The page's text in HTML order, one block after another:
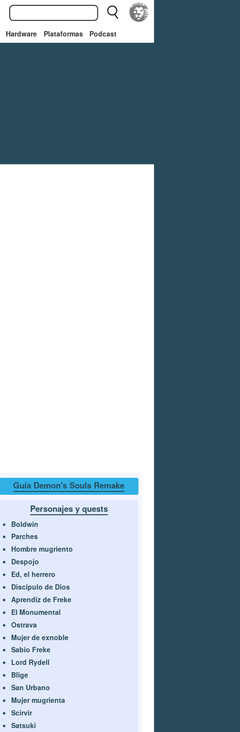
Hardware Plataformas Podcast
Guía Demon's Souls Remake
Personajes y quests
Boldwin
Parches
Hombre mugriento
Despojo
Ed, el herrero
Discípulo de Dios
Aprendiz de Freke
El Monumental
Ostrava
Mujer de exnoble
Sabio Freke
Lord Rydell
Blige
San Urbano
Mujer mugrienta
Scirvir
Satsuki